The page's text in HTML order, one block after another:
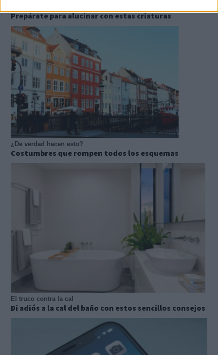
Prepárate para alucinar con estas criaturas
¿De verdad hacen esto?
Costumbres que rompen todos los esquemas
El truco contra la cal
Di adiós a la cal del baño con estos sencillos consejos